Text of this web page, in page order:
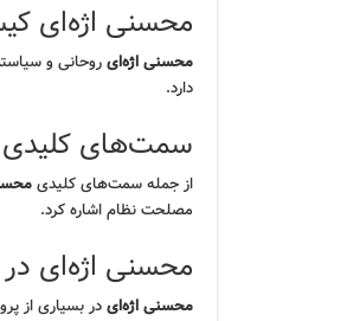
محسنی اژه‌ای
محسنی اژه‌ایروحانی و
دارد.
سمت‌های کلیدی
از جمله سمت‌های کلیدی
مصلحت نظام اشاره کرد.
محسنی اژه‌ای
محسنی اژه‌ایدر بسیاری از